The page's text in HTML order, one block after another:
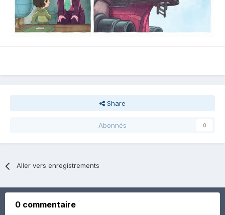
Share
Abonnés 0
Aller vers enregistrements
0 commentaire